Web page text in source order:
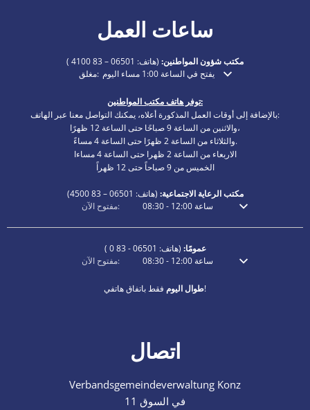
ساعات العمل
مكتب شؤون المواطنين: (هاتف:
)
انقر لإخفاء أوقات الفتح أو الإغلاق الإضافية
مغلق: يفتح في الساعة 1:00 مساء اليوم
توفر هاتف مكتب المواطنين:
بالإضافة إلى أوقات العمل المذكورة أعلاه، يمكنك التواصل معنا عبر الهاتف:
والاثنين من الساعة 9 صباحًا حتى الساعة 12 ظهرًا،
والثلاثاء من الساعة 2 ظهرًا حتى الساعة 4 مساءً.
الاربعاء من الساعة 2 ظهرا حتى الساعة 4 مساءا
الخميس من 9 صباحاً حتى 12 ظهراً
مكتب الرعاية الاجتماعية: (هاتف:
4500)
انقر لإخفاء أوقات الفتح أو الإغلاق الإضافية
مفتوح الآن: 08:30-12:00 ساعة
عمومًا: (هاتف:
)
انقر لإخفاء أوقات الفتح أو الإغلاق الإضافية
مفتوح الآن: 08:30-12:00 ساعة
طوال اليومفقط باتفاق هاتفي!
اتصال
Verbandsgemeindeverwaltung Konz
في السوق 11